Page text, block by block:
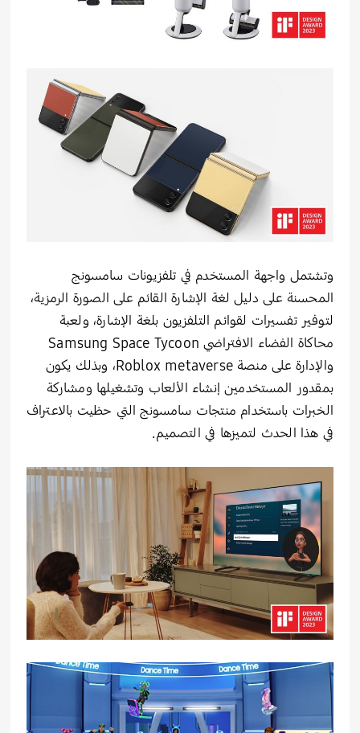
وتشتمل واجهة المستخدم في تلفزيونات سامسونج
المحسنة على دليل لغة الإشارة القائم على الصورة الرمزية،
لتوفير تفسيرات لقوائم التلفزيون بلغة الإشارة، ولعبة
محاكاة الفضاء الافتراضي Samsung Space Tycoon
والإدارة على منصة Roblox metaverse، وبذلك يكون
بمقدور المستخدمين إنشاء الألعاب وتشغيلها ومشاركة
الخبرات باستخدام منتجات سامسونج التي حظيت بالاعتراف
في هذا الحدث لتميزها في التصميم.